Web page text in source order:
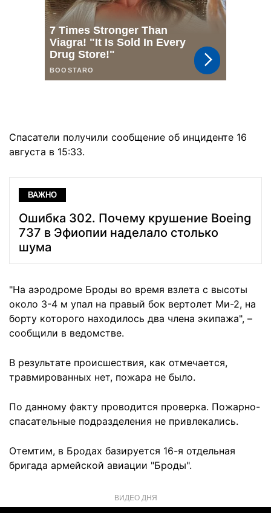
Спасатели получили сообщение об инциденте 16
августа в 15:33.
ВАЖНО
Ошибка 302. Почему крушение Boeing
737 в Эфиопии наделало столько
шума
"На аэродроме Броды во время взлета с высоты
около 3-4 м упал на правый бок вертолет Ми-2, на
борту которого находилось два члена экипажа", –
сообщили в ведомстве.
В результате происшествия, как отмечается,
травмированных нет, пожара не было.
По данному факту проводится проверка. Пожарно-
спасательные подразделения не привлекались.
Отемтим, в Бродах базируется 16-я отдельная
бригада армейской авиации "Броды".
ВИДЕО ДНЯ